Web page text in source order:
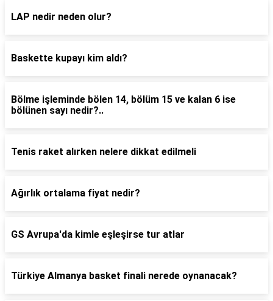
LAP nedir neden olur?
Baskette kupayı kim aldı?
Bölme işleminde bölen 14, bölüm 15 ve kalan 6 ise
bölünen sayı nedir?..
Tenis raket alırken nelere dikkat edilmeli
Ağırlık ortalama fiyat nedir?
GS Avrupa'da kimle eşleşirse tur atlar
Türkiye Almanya basket finali nerede oynanacak?